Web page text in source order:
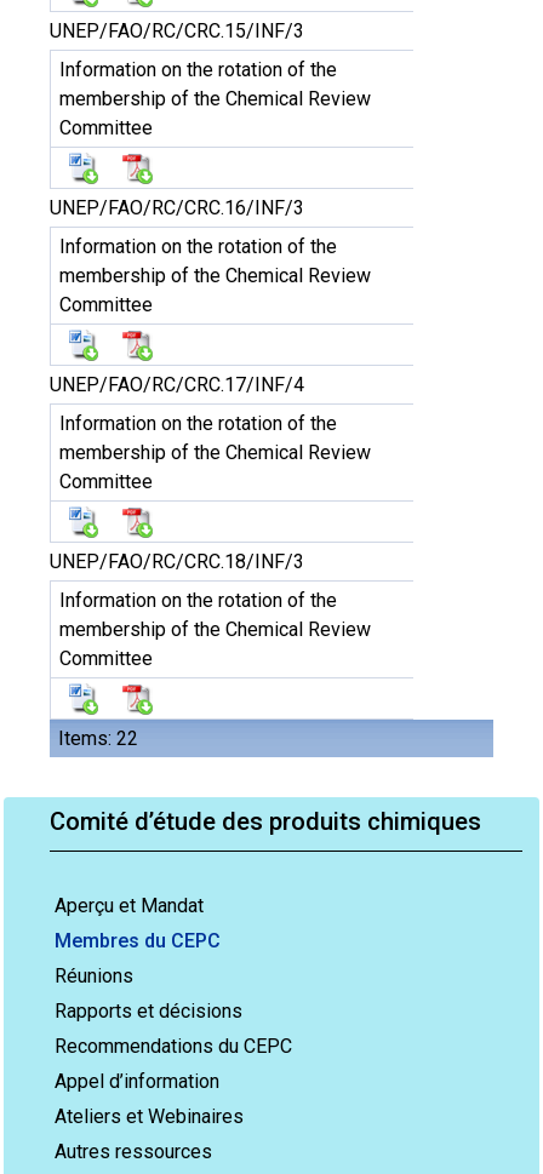
Comité d’étude des produits chimiques
Aperçu et Mandat
Membres du CEPC
Réunions
Rapports et décisions
Recommendations du CEPC
Appel d’information
Ateliers et Webinaires
Autres ressources
Items: 22
UNEP/FAO/RC/CRC.15/INF/3
Information on the rotation of the
membership of the Chemical Review
Committee
UNEP/FAO/RC/CRC.16/INF/3
Information on the rotation of the
membership of the Chemical Review
Committee
UNEP/FAO/RC/CRC.17/INF/4
Information on the rotation of the
membership of the Chemical Review
Committee
UNEP/FAO/RC/CRC.18/INF/3
Information on the rotation of the
membership of the Chemical Review
Committee